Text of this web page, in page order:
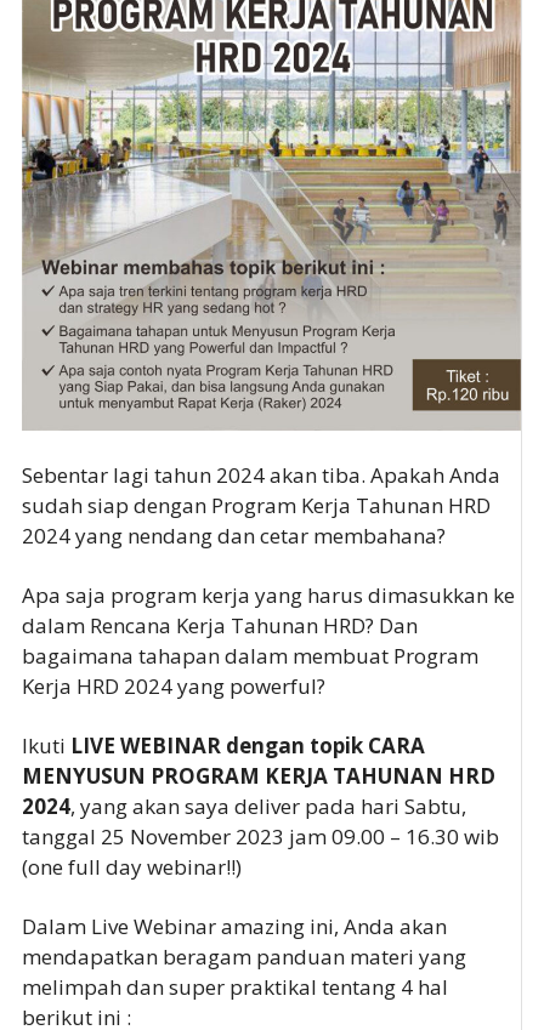
Sebentar lagi tahun 2024 akan tiba. Apakah Anda
sudah siap dengan Program Kerja Tahunan HRD
2024 yang nendang dan cetar membahana?
Apa saja program kerja yang harus dimasukkan ke
dalam Rencana Kerja Tahunan HRD? Dan
bagaimana tahapan dalam membuat Program
Kerja HRD 2024 yang powerful?
Ikuti LIVE WEBINAR dengan topik CARA
MENYUSUN PROGRAM KERJA TAHUNAN HRD
2024, yang akan saya deliver pada hari Sabtu,
tanggal 25 November 2023 jam 09.00 – 16.30 wib
(one full day webinar!!)
Dalam Live Webinar amazing ini, Anda akan
mendapatkan beragam panduan materi yang
melimpah dan super praktikal tentang 4 hal
berikut ini :